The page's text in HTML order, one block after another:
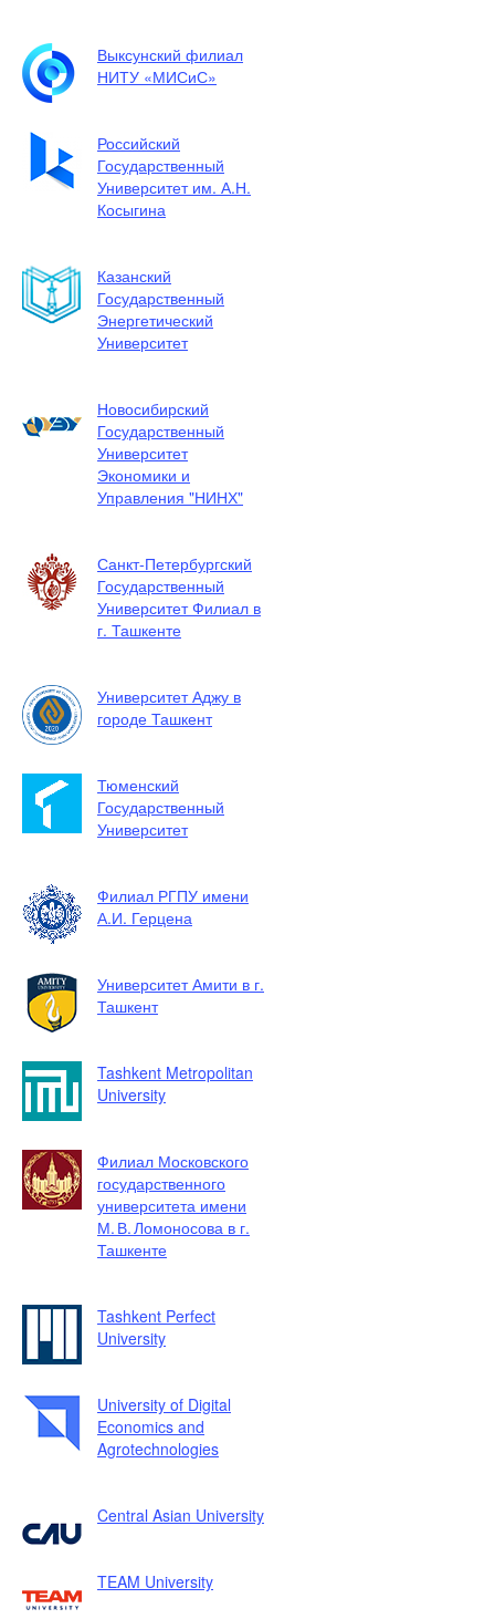
Выксунский филиал
НИТУ «МИСиС»
Российский
Государственный
Университет им. А.Н.
Косыгина
Казанский
Государственный
Энергетический
Университет
Новосибирский
Государственный
Университет
Экономики и
Управления "НИНХ"
Санкт-Петербургский
Государственный
Университет Филиал в
г. Ташкенте
Университет Аджу в
городе Ташкент
Тюменский
Государственный
Университет
Филиал РГПУ имени
А.И. Герцена
Университет Амити в г.
Ташкент
Tashkent Metropolitan
University
Филиал Московского
государственного
университета имени
М. В. Ломоносова в г.
Ташкенте
Tashkent Perfect
University
University of Digital
Economics and
Agrotechnologies
Central Asian University
TEAM University